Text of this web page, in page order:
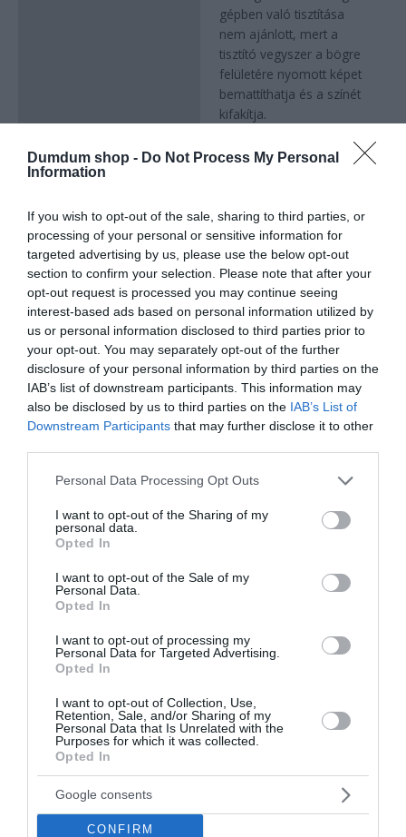
Dumdum shop - Do Not Process My Personal
Information
If you wish to opt-out of the sale, sharing to third parties, or
processing of your personal or sensitive information for
targeted advertising by us, please use the below opt-out
section to confirm your selection. Please note that after your
opt-out request is processed you may continue seeing
interest-based ads based on personal information utilized by
us or personal information disclosed to third parties prior to
your opt-out. You may separately opt-out of the further
disclosure of your personal information by third parties on the
IAB’s list of downstream participants. This information may
also be disclosed by us to third parties on the IAB’s List of
Downstream Participants that may further disclose it to other
Please note that this website/app uses one or more Google
not limited to your visit or usage behaviour. You may click to
grant or deny consent to Google and its third-party tags to
use your data for below specified purposes in below Google
consent section.
Personal Data Processing Opt Outs
I want to opt-out of the Sharing of my
personal data.
Opted In
I want to opt-out of the Sale of my
Personal Data.
Opted In
I want to opt-out of processing my
Personal Data for Targeted Advertising.
Opted In
I want to opt-out of Collection, Use,
Retention, Sale, and/or Sharing of my
Personal Data that Is Unrelated with the
Purposes for which it was collected.
Opted In
Google consents
CONFIRM
gépben való tisztítása
nem ajánlott, mert a
tisztító vegyszer a bögre
felületére nyomott képet
bemattíthatja és a színét
kifakítja.
csak illusztráció.
tesszük középre
helyezve. Amennyiben
jobb vagy bal oldalra
szeretnéd a képet, akkor
a megrendelés
leadásakor jelezd.
Kapcsolódó termékek
-50%
A LEGJOBB ÉVJÁRAT –
1971 ÉVSZÁMOS BÖGRE
Original
was:
2.000 Ft.
Current
is:
1.000 Ft.
-50%
A LEGJOBB ÉVJÁRAT –
1973 ÉVSZÁMOS BÖGRE
5
Original
was:
Current
is:
Original
2.000 Ft.1.000 Ft.